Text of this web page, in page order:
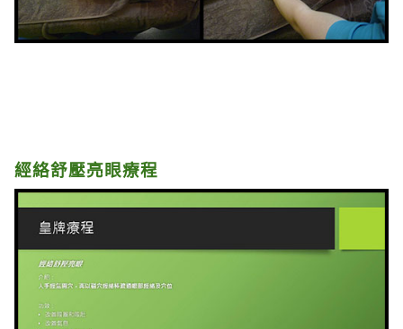
經絡舒壓亮眼療程